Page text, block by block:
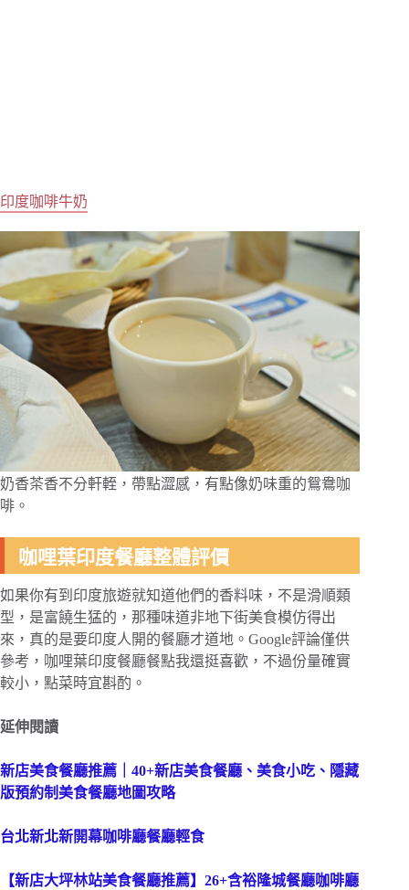
印度咖啡牛奶
奶香茶香不分軒輊，帶點澀感，有點像奶味重的鴛鴦咖
啡。
咖哩葉印度餐廳整體評價
如果你有到印度旅遊就知道他們的香料味，不是滑順類
型，是富饒生猛的，那種味道非地下街美食模仿得出
來，真的是要印度人開的餐廳才道地。Google評論僅供
參考，咖哩葉印度餐廳餐點我還挺喜歡，不過份量確實
較小，點菜時宜斟酌。
延伸閱讀
新店美食餐廳推薦｜40+新店美食餐廳、美食小吃、隱藏
版預約制美食餐廳地圖攻略
台北新北新開幕咖啡廳餐廳輕食
【新店大坪林站美食餐廳推薦】26+含裕隆城餐廳咖啡廳